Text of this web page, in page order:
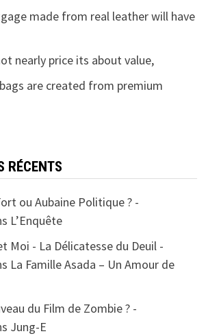
made from real leather will have
nearly price its about value,
are created from premium
RÉCENTS
ou Aubaine Politique ? -
L’Enquête
Moi - La Délicatesse du Deuil -
La Famille Asada – Un Amour de
du Film de Zombie ? -
Jung-E